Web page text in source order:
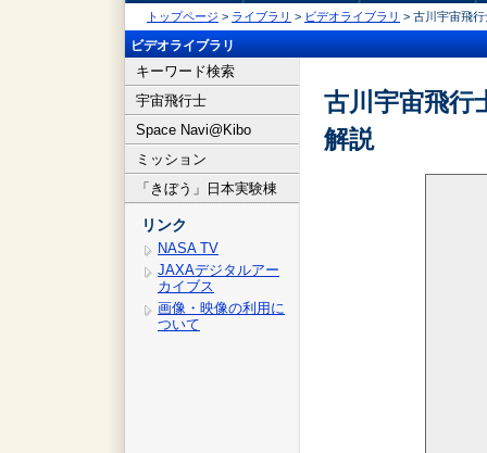
トップページ > ライブラリ > ビデオライブラリ > 古川宇宙飛
ビデオライブラリ
キーワード検索
宇宙飛行士
Space Navi@Kibo
ミッション
「きぼう」日本実験棟
リンク
NASA TV
JAXAデジタルアー
カイブス
画像・映像の利用に
ついて
古川宇宙飛行
解説